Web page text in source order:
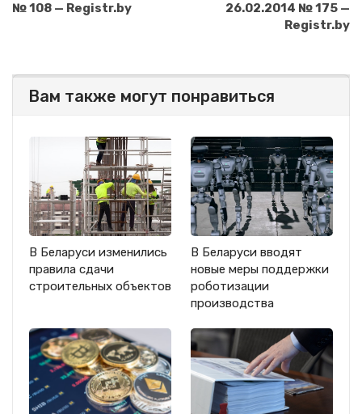
№ 108 — Registr.by
26.02.2014 № 175 —
Registr.by
Вам также могут понравиться
В Беларуси изменились
правила сдачи
строительных объектов
В Беларуси вводят
новые меры поддержки
роботизации
производства